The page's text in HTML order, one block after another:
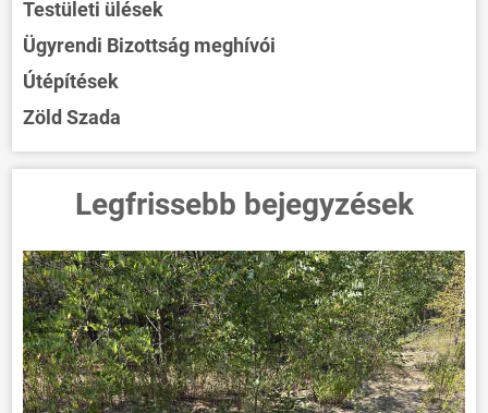
Testületi ülések
Ügyrendi Bizottság meghívói
Útépítések
Zöld Szada
Legfrissebb bejegyzések